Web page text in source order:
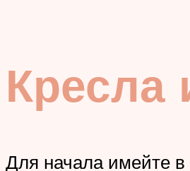
Кресла
Для начала имейте в